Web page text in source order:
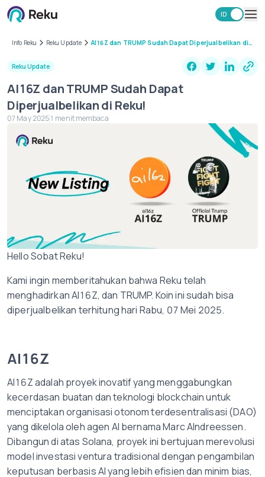
EN
ID
Learning Hub
Keamanan
Biaya
Lainnya
Info Reku Reku Update
AI16Z dan TRUMP Sudah Dapat Diperjualbelikan di
Reku Update
AI16Z dan TRUMP Sudah Dapat
Diperjualbelikan di Reku!
07 May 20251 menit membaca
Hello Sobat Reku!
Kami ingin memberitahukan bahwa Reku telah
menghadirkan AI16Z, dan TRUMP. Koin ini sudah bisa
diperjualbelikan terhitung hari Rabu, 07 Mei 2025.
AI16Z
AI16Z adalah proyek inovatif yang menggabungkan
kecerdasan buatan dan teknologi blockchain untuk
menciptakan organisasi otonom terdesentralisasi (DAO)
yang dikelola oleh agen AI bernama Marc AIndreessen.
Dibangun di atas Solana, proyek ini bertujuan merevolusi
model investasi ventura tradisional dengan pengambilan
keputusan berbasis AI yang lebih efisien dan minim bias,